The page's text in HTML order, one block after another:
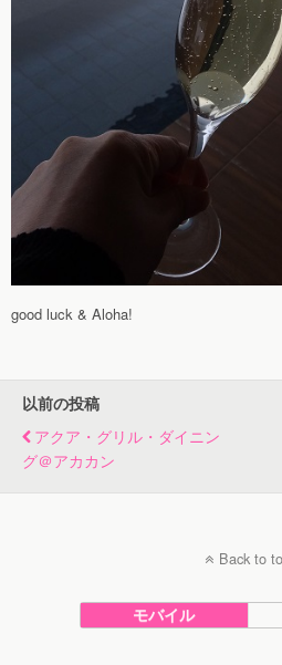
good luck & Aloha!
以前の投稿
アクア・グリル・ダイニン
グ＠アカカン
Back to
モバイル